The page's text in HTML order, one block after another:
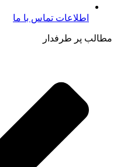
اطلاعات تماس با ما​
مطالب پر طرفدار